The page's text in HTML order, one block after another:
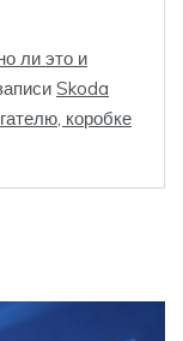
ли это и
Skoda
коробке